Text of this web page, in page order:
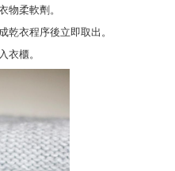
柔軟劑。
衣程序後立即取出。
櫃。